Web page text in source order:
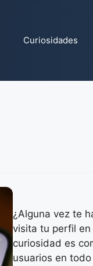
Curiosidades
¿Alguna vez te
visita tu perfil en
curiosidad es
usuarios en